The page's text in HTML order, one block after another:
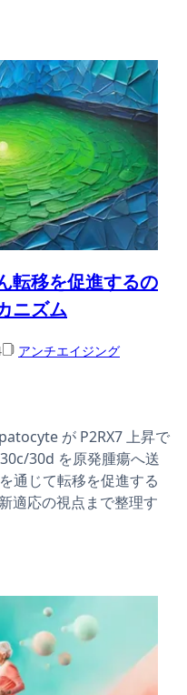
転移を促進するの
ニズム
アンチエイジング
が P2RX7 上昇で
30d を原発腫瘍へ送
通じて転移を促進する
適応の視点まで整理す